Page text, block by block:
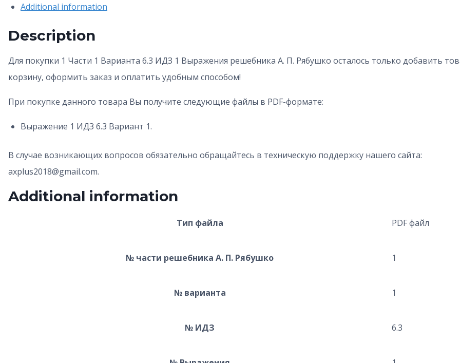
Рябушко
Additional information
Description
Для покупки 1 Части 1 Варианта 6.3 ИДЗ 1 Выражения решебника А. П. Рябушко осталось только добавить
корзину, оформить заказ и оплатить удобным способом!
При покупке данного товара Вы получите следующие файлы в PDF-формате:
Выражение 1 ИДЗ 6.3 Вариант 1.
В случае возникающих вопросов обязательно обращайтесь в техническую поддержку нашего сайта:
axplus2018@gmail.com.
Additional information
Тип файла PDF файл
№ части решебника А. П. Рябушко 1
№ варианта 1
№ ИДЗ 6.3